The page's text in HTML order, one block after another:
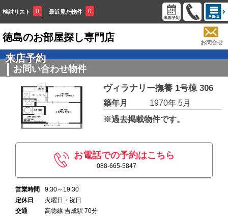
検討リスト 0 最近見た物件 0
徳島のお部屋探し専門店 お問合せ
来店予約
お問い合わせ物件
ヴィラナリー撫養 1号棟 306
築年月
1970年 5月
※過去掲載物件です。
お電話での予約はこちら
088-665-5847
営業時間
9:30～19:30
定休日
火曜日・祝日
交通
高徳線 吉成駅 70分